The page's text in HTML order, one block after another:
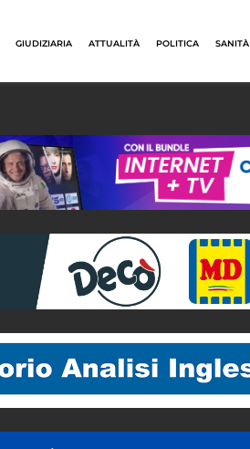
GIUDIZIARIA ATTUALITÀ POLITICA SANITÀ